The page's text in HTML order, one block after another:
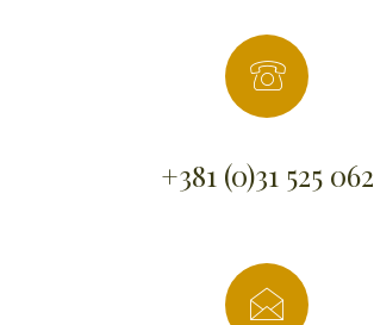
+381 (0)31 525 062